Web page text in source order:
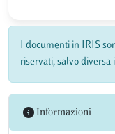
I documenti in IRIS
riservati, salvo diversa
Informazioni